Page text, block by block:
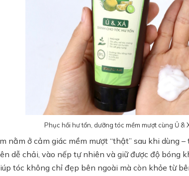
Phục hồi hư tổn, dưỡng tóc mềm mượt cùng Ủ &
nằm ở cảm giác mềm mượt “thật” sau khi dùng
dễ chải, vào nếp tự nhiên và giữ được độ bóng
tóc không chỉ đẹp bên ngoài mà còn khỏe từ